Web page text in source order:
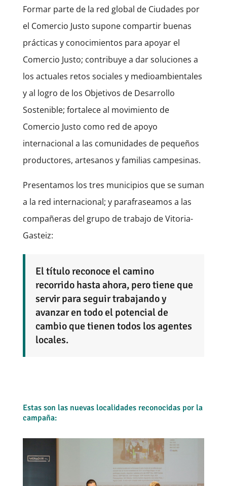
Formar parte de la red global de Ciudades por
el Comercio Justo supone compartir buenas
prácticas y conocimientos para apoyar el
Comercio Justo; contribuye a dar soluciones a
los actuales retos sociales y medioambientales
y al logro de los Objetivos de Desarrollo
Sostenible; fortalece al movimiento de
Comercio Justo como red de apoyo
internacional a las comunidades de pequeños
productores, artesanos y familias campesinas.
Presentamos los tres municipios que se suman
a la red internacional; y parafraseamos a las
compañeras del grupo de trabajo de Vitoria-
Gasteiz:
El título reconoce el camino
recorrido hasta ahora, pero tiene que
servir para seguir trabajando y
avanzar en todo el potencial de
cambio que tienen todos los agentes
locales.
Estas son las nuevas localidades reconocidas por la
campaña: